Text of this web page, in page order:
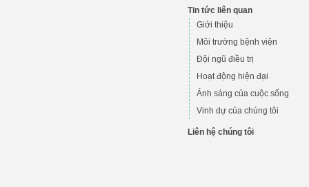
Tin tức liên quan
Giới thiệu
Môi trường bệnh viện
Đội ngũ điều trị
Hoạt động hiện đại
Ánh sáng của cuộc sống
Vinh dự của chúng tôi
Liên hệ chúng tôi